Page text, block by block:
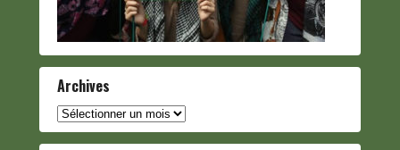
Archives
Archives